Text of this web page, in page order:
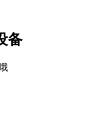
备